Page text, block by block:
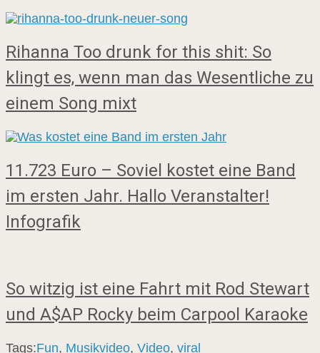
Rihanna Too drunk for this shit: So
klingt es, wenn man das Wesentliche zu
einem Song mixt
11.723 Euro – Soviel kostet eine Band
im ersten Jahr. Hallo Veranstalter!
Infografik
So witzig ist eine Fahrt mit Rod Stewart
und A$AP Rocky beim Carpool Karaoke
Tags:Fun, Musikvideo, Video, viral